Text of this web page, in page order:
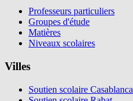
Professeurs particuliers
Groupes d'étude
Matières
Niveaux scolaires
Villes
Soutien scolaire Casablanca